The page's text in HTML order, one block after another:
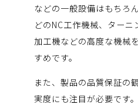
などの一般設備はもちろ
どのNC工作機械、ター
加工機などの高度な機械
すめです。
また、製品の品質保証の
実度にも注目が必要です